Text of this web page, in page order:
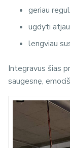
geriau
ugdyti
lengviau
Integravus šias
saugesnę,